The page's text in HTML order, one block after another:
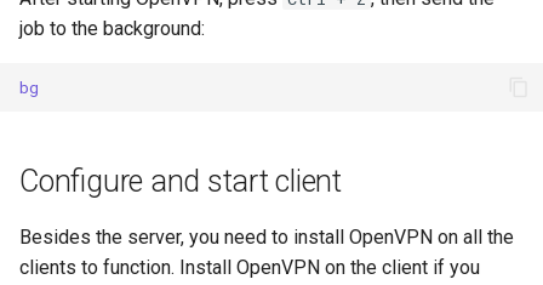
job to the background:
bg
Configure and start client
Besides the server, you need to install OpenVPN on all the
clients to function. Install OpenVPN on the client if you